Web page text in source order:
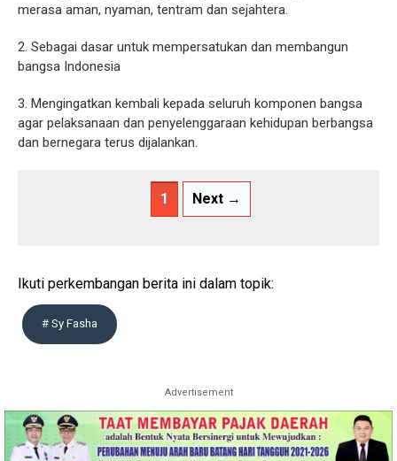
merasa aman, nyaman, tentram dan sejahtera.
2. Sebagai dasar untuk mempersatukan dan membangun
bangsa Indonesia
3. Mengingatkan kembali kepada seluruh komponen bangsa
agar pelaksanaan dan penyelenggaraan kehidupan berbangsa
dan bernegara terus dijalankan.
1 Next →
Ikuti perkembangan berita ini dalam topik:
# Sy Fasha
Advertisement